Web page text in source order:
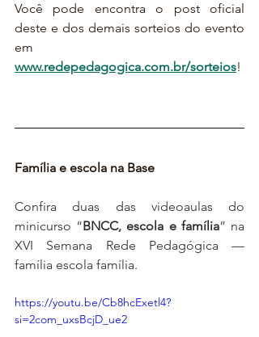
Você pode encontra o post oficial
deste e dos demais sorteios do evento
www.redepedagogica.com.br/sorteios!
Família e escola na Base
Confira duas das videoaulas do
minicurso “BNCC, escola e família” na
XVI Semana Rede Pedagógica —
família escola família.
https://youtu.be/Cb8hcExetl4?
si=2com_uxsBcjD_ue2